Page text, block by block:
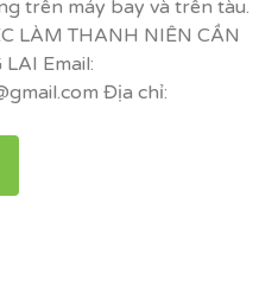
trên máy bay và trên tàu.
LÀM THANH NIÊN CẦN
Email:
Địa chỉ: